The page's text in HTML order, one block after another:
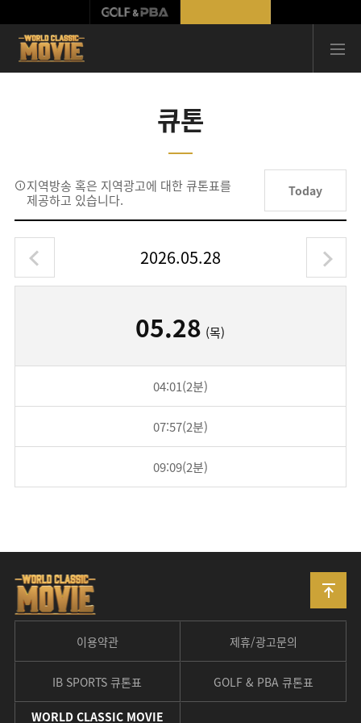
큐톤
지역방송 혹은 지역광고에 대한 큐톤표를
제공하고 있습니다.
Today
2026.05.28
05.28 (목)
04:01(2분)
07:57(2분)
09:09(2분)
이용약관 제휴/광고문의
IB SPORTS 큐톤표 GOLF & PBA 큐톤표
WORLD CLASSIC MOVIE